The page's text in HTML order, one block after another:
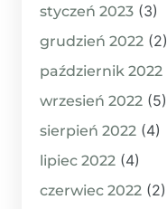
styczeń 2023 (3)
grudzień 2022 (2)
październik 2022
wrzesień 2022 (5)
sierpień 2022 (4)
lipiec 2022 (4)
czerwiec 2022 (2)